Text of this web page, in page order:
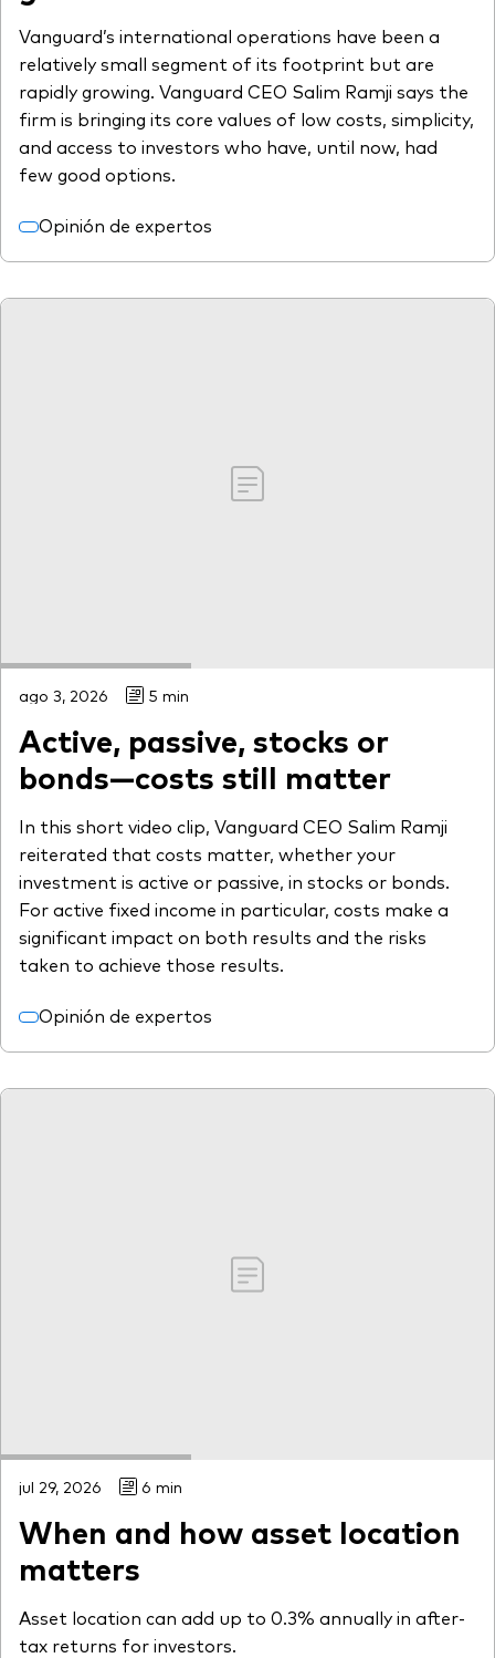
Vanguard’s international operations have been a
relatively small segment of its footprint but are
rapidly growing. Vanguard CEO Salim Ramji says the
firm is bringing its core values of low costs, simplicity,
and access to investors who have, until now, had
few good options.
Opinión de expertos
ago 3, 2026 5 min
Active, passive, stocks or
bonds—costs still matter
In this short video clip, Vanguard CEO Salim Ramji
reiterated that costs matter, whether your
investment is active or passive, in stocks or bonds.
For active fixed income in particular, costs make a
significant impact on both results and the risks
taken to achieve those results.
Opinión de expertos
jul 29, 2026 6 min
When and how asset location
matters
Asset location can add up to 0.3% annually in after-
tax returns for investors.